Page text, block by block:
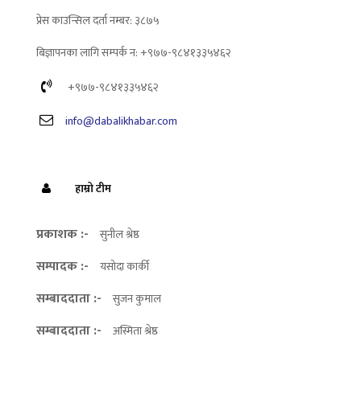
प्रेस काउन्सिल दर्ता नम्बर: ३८७५
बिज्ञापनका लागि सम्पर्क न: +९७७-९८४१३३५४६२
+९७७-९८४१३३५४६२
info@dabalikhabar.com
हाम्रो टीम
प्रकाशक :- सुनील श्रेष्ठ
सम्पादक :- यसोदा कार्की
सम्बाददाता :- सुजन कुमाल
सम्बाददाता :- अस्मिता श्रेष्ठ